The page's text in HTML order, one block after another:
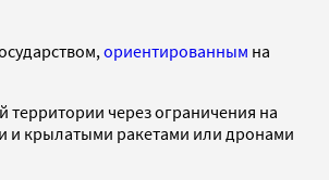
ориентированным на
территории через ограничения на
и крылатыми ракетами или дронами